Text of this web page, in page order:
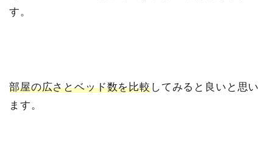
す。
部屋の広さとベッド数を比較してみると良いと思い
ます。